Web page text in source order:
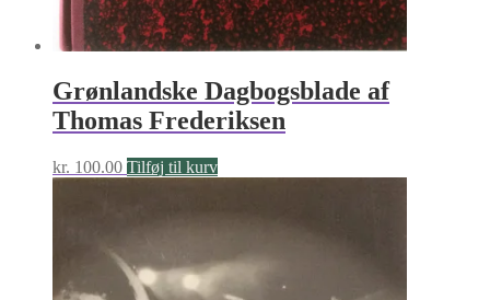
Grønlandske Dagbogsblade af
Thomas Frederiksen
kr. 100.00 Tilføj til kurv